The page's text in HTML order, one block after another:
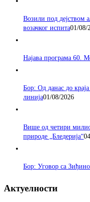
Возили под дејством
возачког испита01/08/
Најава програма 60.
Бор: Од данас до
линија01/08/2026
Више од четири
природе „Бледерија“
Бор: Уговор са
Актуелности